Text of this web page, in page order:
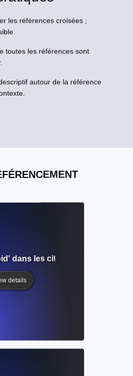
les références croisées ;
toutes les références sont
autour de la référence
dans les citations
details